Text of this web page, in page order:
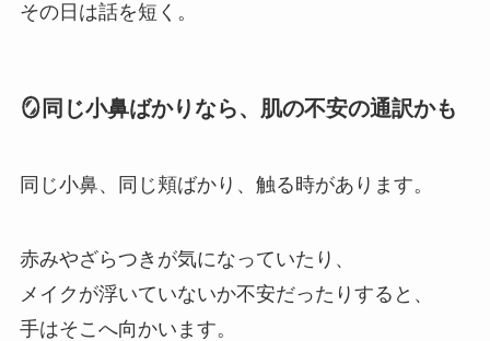
その日は話を短く。
🪞同じ小鼻ばかりなら、肌の不安の通訳かも
同じ小鼻、同じ頬ばかり、触る時があります。
赤みやざらつきが気になっていたり、
メイクが浮いていないか不安だったりすると、
手はそこへ向かいます。